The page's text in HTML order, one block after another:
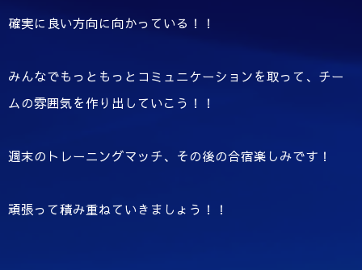
確実に良い方向に向かっている！！
みんなでもっともっとコミュニケーションを取って、チー
ムの雰囲気を作り出していこう！！
週末のトレーニングマッチ、その後の合宿楽しみです！
頑張って積み重ねていきましょう！！